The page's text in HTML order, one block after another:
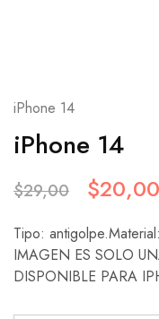
iPhone 14
iPhone 14
$29,00 $20,00
Tipo:
IMAGEN ES SOLO
DISPONIBLE PARA